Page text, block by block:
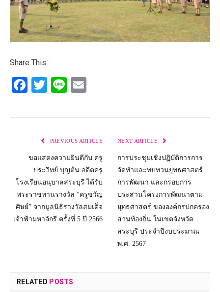
Share This :
Facebook
Twitter
Line
PREVIOUS ARTICLE
ขอแสดงความยินดีกับ ครู
ประวิทย์ บุญต้น อดีตครู
โรงเรียนอนุบาลสระบุรี ได้รับ
พระราชทานรางวัล “ครูขวัญ
ศิษย์” จากมูลนิธิรางวัลสมเด็จ
เจ้าฟ้ามหาจักรี ครั้งที่ 5 ปี 2566
NEXT ARTICLE
การประชุมเชิงปฏิบัติการการ
จัดทำและทบทวนยุทธศาสตร์
การพัฒนา และกรอบการ
ประสานโครงการพัฒนาตาม
ยุทธศาสตร์ ขององค์กรปกครอง
ส่วนท้องถิ่น ในเขตจังหวัด
สระบุรี ประจำปีงบประมาณ
พ.ศ. 2567
RELATED POSTS